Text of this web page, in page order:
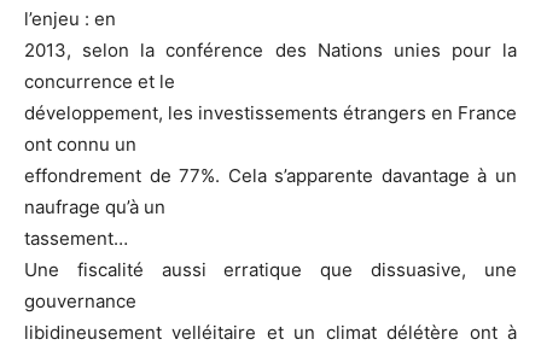
l’enjeu : en
2013, selon la conférence des Nations unies pour la
concurrence et le
développement, les investissements étrangers en France
ont connu un
effondrement de 77%. Cela s’apparente davantage à un
naufrage qu’à un
tassement…
Une fiscalité aussi erratique que dissuasive, une
gouvernance
libidineusement velléitaire et un climat délétère ont à